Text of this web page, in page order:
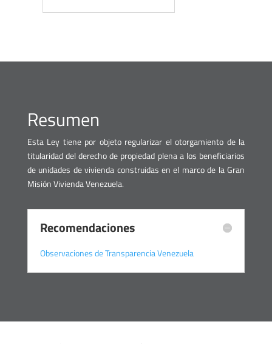
Resumen
Esta Ley tiene por objeto regularizar el otorgamiento de la
titularidad del derecho de propiedad plena a los beneficiarios
de unidades de vivienda construidas en el marco de la Gran
Misión Vivienda Venezuela.
Recomendaciones
Observaciones de Transparencia Venezuela